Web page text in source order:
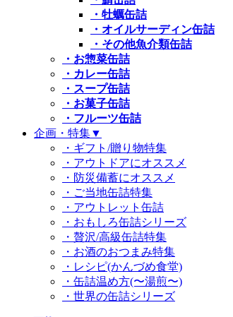
・牡蠣缶詰
・オイルサーディン缶詰
・その他魚介類缶詰
・お惣菜缶詰
・カレー缶詰
・スープ缶詰
・お菓子缶詰
・フルーツ缶詰
企画・特集▼
・ギフト/贈り物特集
・アウトドアにオススメ
・防災備蓄にオススメ
・ご当地缶詰特集
・アウトレット缶詰
・おもしろ缶詰シリーズ
・贅沢/高級缶詰特集
・お酒のおつまみ特集
・レシピ(かんづめ食堂)
・缶詰温め方(〜湯煎〜)
・世界の缶詰シリーズ